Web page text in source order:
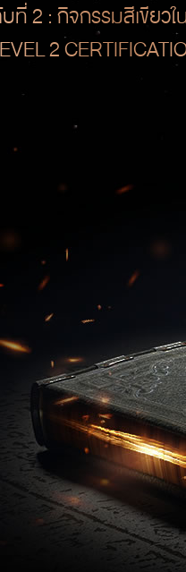
ที่ 2 : กิจกรรมสีเขียว
2